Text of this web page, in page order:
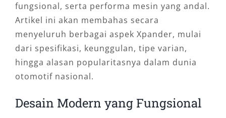
fungsional, serta performa mesin yang andal.
Artikel ini akan membahas secara
menyeluruh berbagai aspek Xpander, mulai
dari spesifikasi, keunggulan, tipe varian,
hingga alasan popularitasnya dalam dunia
otomotif nasional.
Desain Modern yang Fungsional